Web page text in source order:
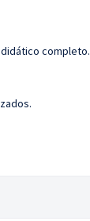
completo.